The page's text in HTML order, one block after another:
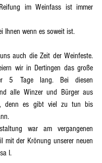
im Weinfass ist immer
Ihnen wenn es soweit ist.
auch die Zeit der Weinfeste.
wir in Dertingen das große
5 Tage lang. Bei diesen
alle Winzer und Bürger aus
denn es gibt viel zu tun bis
war am vergangenen
mit der Krönung unserer neuen
I.